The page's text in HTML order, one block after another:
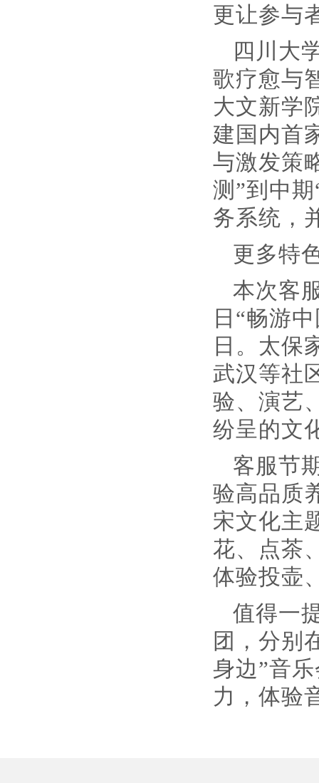
更让参与
四川大
歌疗愈与
大文新学
建国内首
与激发策
测”到中
务系统，
更多特
本次客
日“畅游
日。太保
武汉等社
验、演艺
纷呈的文
客服节
验高品质
宋文化主
花、点茶
体验投壶
值得一
团，分别
身边”音
力，体验